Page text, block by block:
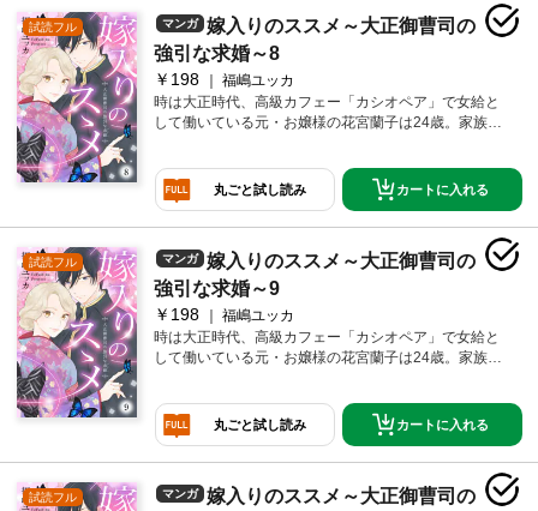
ない問題が起きていた。なんと、子爵の蝶名橋家から
蘭子に縁談の話が来ているという。実は祖父同士が孫
を結婚させる約束をしていたのだ。とはいえ、仕事も
楽しいし、結婚にもまだ興味のない蘭子は断るが、体
裁を保ちたい両親の勢いに押され、しぶしぶ蝶名橋家
へ向かうことに。そして当日、そこで待っていたの
は、カフェーでプレゼントをくれたあの無愛想な青
試読フル マンガ
嫁入りのススメ～大正御曹司の
強引な求婚～8
￥198
福嶋ユッカ
時は大正時代、高級カフェー「カシオペア」で女給と
して働いている元・お嬢様の花宮蘭子は24歳。家族か
中に、見知らぬイケメン大学青年から突然プレゼント
をもらう。色めきだつ仕事仲間たちだったが、わけの
わからない蘭子は極めて冷静。だが、家ではとんでも
ない問題が起きていた。なんと、子爵の蝶名橋家から
蘭子に縁談の話が来ているという。実は祖父同士が孫
を結婚させる約束をしていたのだ。とはいえ、仕事も
楽しいし、結婚にもまだ興味のない蘭子は断るが、体
裁を保ちたい両親の勢いに押され、しぶしぶ蝶名橋家
へ向かうことに。そして当日、そこで待っていたの
は、カフェーでプレゼントをくれたあの無愛想な青
丸ごと試し読み カートに入れる
試読フル マンガ
嫁入りのススメ～大正御曹司の
強引な求婚～9
￥198
福嶋ユッカ
時は大正時代、高級カフェー「カシオペア」で女給と
して働いている元・お嬢様の花宮蘭子は24歳。家族か
中に、見知らぬイケメン大学青年から突然プレゼント
をもらう。色めきだつ仕事仲間たちだったが、わけの
わからない蘭子は極めて冷静。だが、家ではとんでも
ない問題が起きていた。なんと、子爵の蝶名橋家から
蘭子に縁談の話が来ているという。実は祖父同士が孫
丸ごと試し読み カートに入れる
試読フル マンガ
嫁入りのススメ～大正御曹司の